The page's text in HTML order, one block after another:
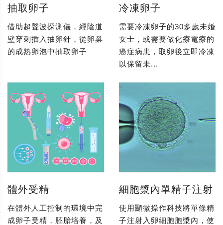
抽取卵子
借助超聲波探測儀，經陰道
壁穿刺插入抽卵針，從卵巢
的成熟卵泡中抽取卵子
冷凍卵子
需要冷凍卵子的30多歲未婚
女士，或需要做化療電療的
癌症病患，取卵後立即冷凍
以保留未...
體外受精
在體外人工控制的環境中完
成卵子受精，胚胎培養，及
細胞漿內單精子注射
使用顯微操作科技將單條精
子注射入卵細胞胞漿內，使